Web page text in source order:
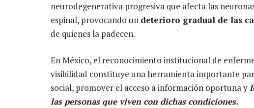
neurodegenerativa progresiva que afecta las
espinal, provocando un deterioro gradual de las
de quienes la padecen.
En México, el reconocimiento institucional de
visibilidad constituye una herramienta importante
social, promover el acceso a información oportuna y
las personas que viven con dichas condiciones.